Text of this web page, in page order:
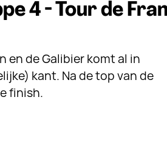
4 - Tour de
en de Galibier komt al in
kant. Na de top van de
finish.